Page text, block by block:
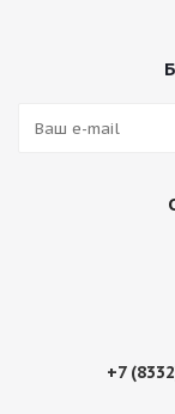
+7